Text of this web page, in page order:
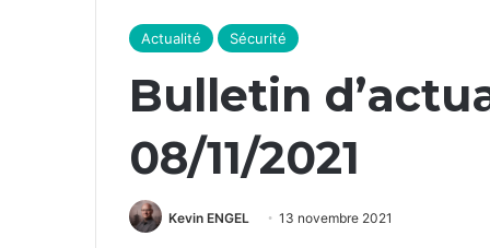
Actualité Sécurité
Bulletin
08/11/2021
Kevin ENGEL 13 novembre 2021